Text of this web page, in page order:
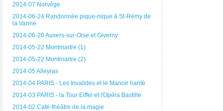
2014-07 Norvège
2014-06-24 Randonnée pique-nique à St-Rémy de
la Vanne
2014-06-20 Auvers-sur-Oise et Giverny
2014-05-22 Montmartre (1)
2014-05-22 Montmartre (2)
2014-05 Alleyras
2014-04 PARIS - Les Invalides et le Manoir hanté
2014-03 PARIS - la Tour Eiffel et l'Opéra Bastille
2014-02 Café-théâtre de la magie